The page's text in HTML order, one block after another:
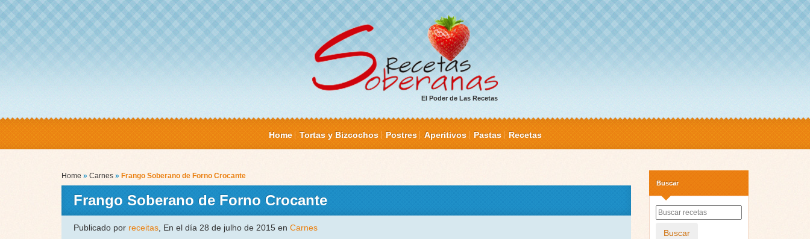
El Poder de Las Recetas
Home Tortas y Bizcochos Postres Aperitivos Pastas Recetas
Home » Carnes » Frango Soberano de Forno Crocante
Frango Soberano de Forno Crocante
Publicado por receitas , En el día 28 de julho de 2015 en Carnes
Buscar
Buscar